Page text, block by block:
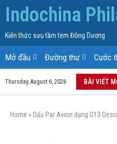
Indochina
Kiến thức sưu tầm tem Đông Dương
Mở đầu Đường thư Cước
Thursday, August 6, 2026 BÀI VIẾT
Home » Dấu Par Avion dạng G13